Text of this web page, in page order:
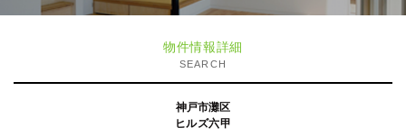
物件情報詳細
SEARCH
神戸市灘区
ヒルズ六甲